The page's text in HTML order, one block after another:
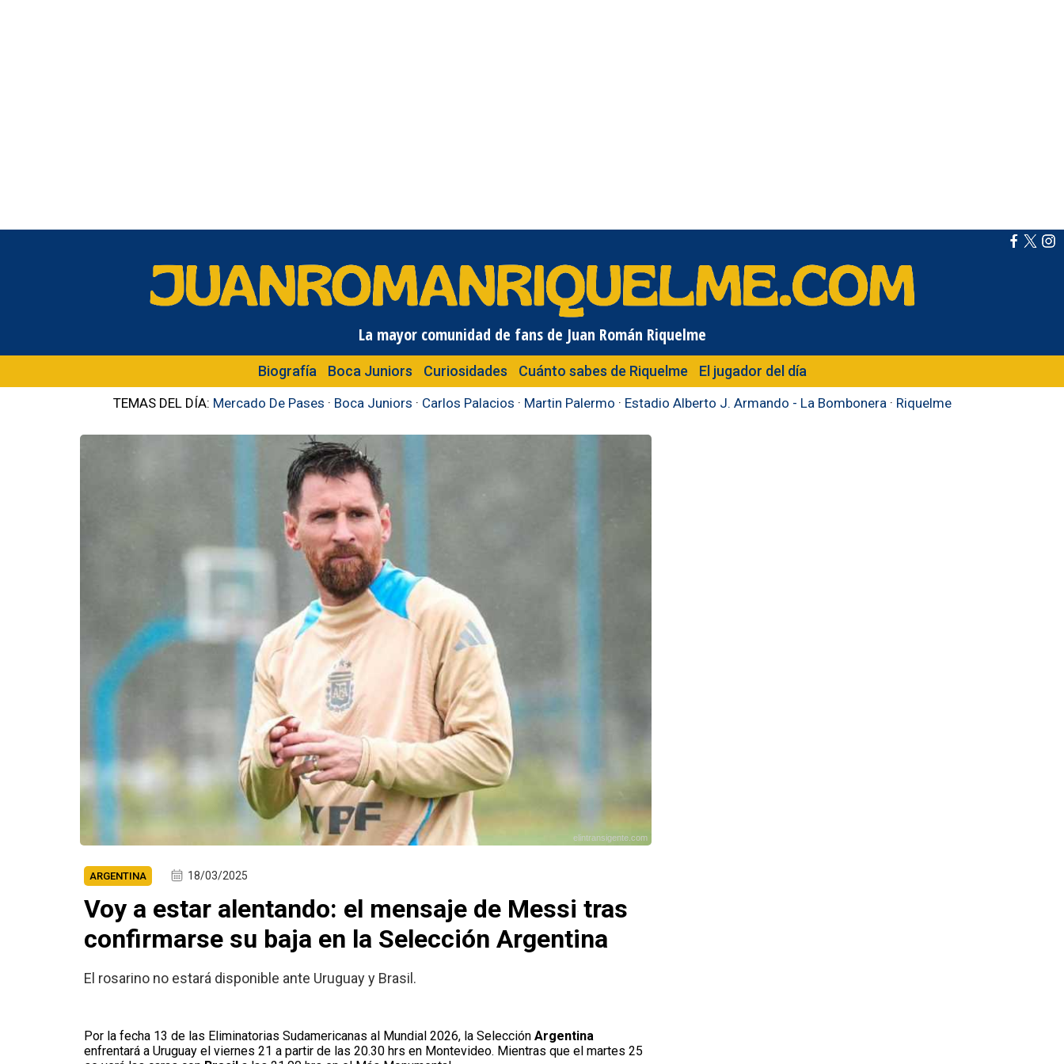
La mayor comunidad de fans de Juan Román Riquelme
Biografía Boca Juniors Curiosidades Cuánto sabes de Riquelme El jugador del día
TEMAS DEL DÍA: Mercado De Pases · Boca Juniors · Carlos Palacios · Martin Palermo · Estadio Alberto J. Armando - La Bombonera · Riquelme
elintransigente.com
ARGENTINA 18/03/2025
Voy a estar alentando: el mensaje de Messi tras
confirmarse su baja en la Selección Argentina
El rosarino no estará disponible ante Uruguay y Brasil.
Por la fecha 13 de las Eliminatorias Sudamericanas al Mundial 2026, la SelecciónArgentina
enfrentará a Uruguay el viernes 21 a partir de las 20.30 hrs en Montevideo. Mientras que el martes 25